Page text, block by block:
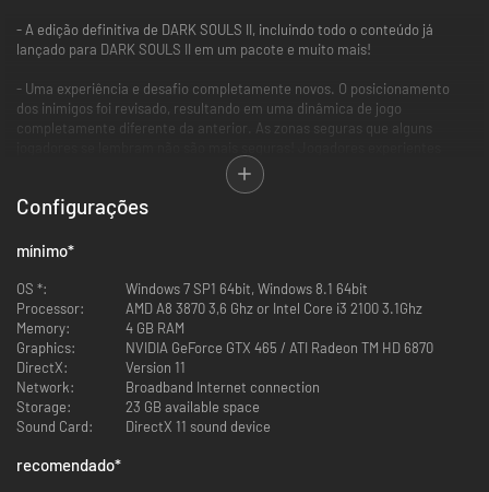
- A edição definitiva de DARK SOULS II, incluindo todo o conteúdo já
lançado para DARK SOULS II em um pacote e muito mais!
- Uma experiência e desafio completamente novos. O posicionamento
dos inimigos foi revisado, resultando em uma dinâmica de jogo
completamente diferente da anterior. As zonas seguras que alguns
terão que esquecer tudo o que achavam que sabiam sobre DARK SOULS
regular almas adquiridas em batalha. Agora é possível formar partidas
participar de uma sessão online também foi aumentado, de 4 para 6
pessoas, mudando completamente a dinâmica do jogo online.
DARK SOULS II: Scholar of the First Sin leva a renomada obscuridade e
jogabilidade viciante da franquia a um novo nível. Junte-se à jornada
sombria e vivencie encontros com inimigos devastadores, perigos
diabólicos e o desafio implacável.
Configurações
mínimo*
OS *:
Windows 7 SP1 64bit, Windows 8.1 64bit
Processor:
AMD A8 3870 3,6 Ghz or Intel Core i3 2100 3.1Ghz
Memory:
4 GB RAM
Graphics:
NVIDIA GeForce GTX 465 / ATI Radeon TM HD 6870
DirectX:
Version 11
Network:
Broadband Internet connection
Storage:
23 GB available space
Sound Card:
DirectX 11 sound device
recomendado*